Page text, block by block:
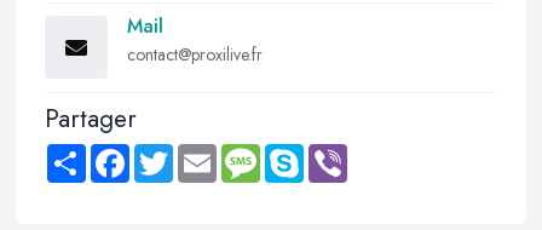
Mail
contact@proxilive.fr
Partager
Share FacebookTwitter Email MessageSkype